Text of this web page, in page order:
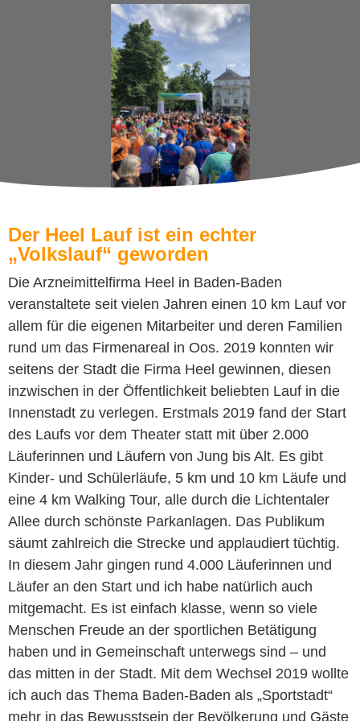
Der Heel Lauf ist ein echter
„Volkslauf“ geworden
Die Arzneimittelfirma Heel in Baden-Baden
veranstaltete seit vielen Jahren einen 10 km Lauf vor
allem für die eigenen Mitarbeiter und deren Familien
rund um das Firmenareal in Oos. 2019 konnten wir
seitens der Stadt die Firma Heel gewinnen, diesen
inzwischen in der Öffentlichkeit beliebten Lauf in die
Innenstadt zu verlegen. Erstmals 2019 fand der Start
des Laufs vor dem Theater statt mit über 2.000
Läuferinnen und Läufern von Jung bis Alt. Es gibt
Kinder- und Schülerläufe, 5 km und 10 km Läufe und
eine 4 km Walking Tour, alle durch die Lichtentaler
Allee durch schönste Parkanlagen. Das Publikum
säumt zahlreich die Strecke und applaudiert tüchtig.
In diesem Jahr gingen rund 4.000 Läuferinnen und
Läufer an den Start und ich habe natürlich auch
mitgemacht. Es ist einfach klasse, wenn so viele
Menschen Freude an der sportlichen Betätigung
haben und in Gemeinschaft unterwegs sind – und
das mitten in der Stadt. Mit dem Wechsel 2019 wollte
ich auch das Thema Baden-Baden als „Sportstadt“
mehr in das Bewusstsein der Bevölkerung und Gäste